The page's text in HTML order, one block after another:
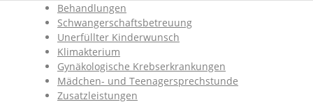
Behandlungen
Schwangerschaftsbetreuung
Unerfüllter Kinderwunsch
Klimakterium
Gynäkologische Krebserkrankungen
Mädchen- und Teenagersprechstunde
Zusatzleistungen